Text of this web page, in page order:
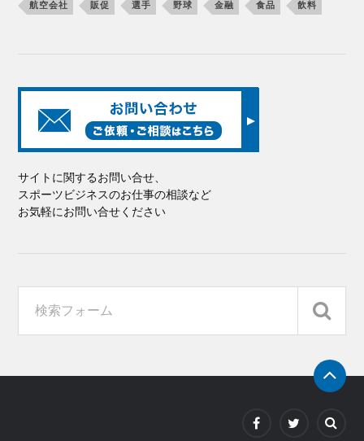
航空会社 販促 選手 野球 金融 食品 飲料
サイトに関するお問い合せ、
スポーツビジネスのお仕事の相談など
お気軽にお問い合せください